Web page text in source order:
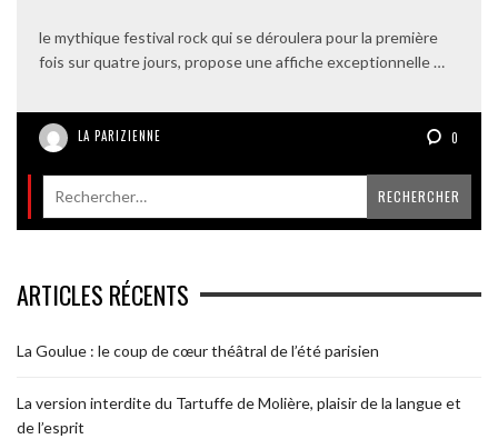
le mythique festival rock qui se déroulera pour la première
fois sur quatre jours, propose une affiche exceptionnelle …
LA PARIZIENNE 0
ARTICLES RÉCENTS
La Goulue : le coup de cœur théâtral de l’été parisien
La version interdite du Tartuffe de Molière, plaisir de la langue et
de l’esprit